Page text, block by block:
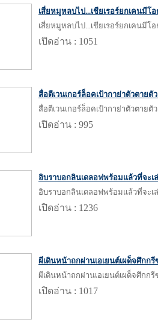
เสี่ยหมูหลบไป...เชียเรอร์ยกเคนมีโ
เสี่ยหมูหลบไป...เชียเรอร์ยกเคนมีโ
เปิดอ่าน : 1051
สื่อตีเวนเกอร์ล็อคเป้ากาย่าตัวตายตั
สื่อตีเวนเกอร์ล็อคเป้ากาย่าตัวตายตั
เปิดอ่าน : 995
อิบราบอกลินเดลอฟพร้อมแล้วที่จะ
อิบราบอกลินเดลอฟพร้อมแล้วที่จะ
เปิดอ่าน : 1236
ผีเดินหน้าถกผ่านเอเยนต์เผด็จศึกก
ผีเดินหน้าถกผ่านเอเยนต์เผด็จศึกก
เปิดอ่าน : 1017